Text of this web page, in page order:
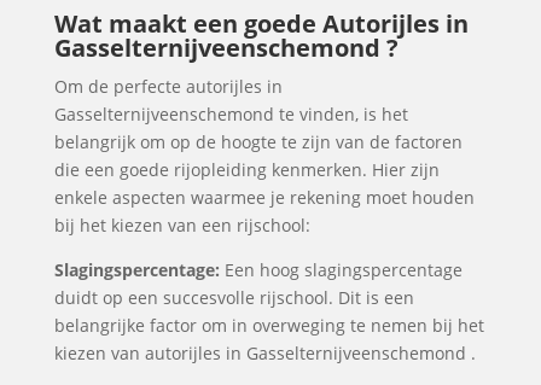
Wat maakt een goede Autorijles in
Gasselternijveenschemond ?
Om de perfecte autorijles in
Gasselternijveenschemond te vinden, is het
belangrijk om op de hoogte te zijn van de factoren
die een goede rijopleiding kenmerken. Hier zijn
enkele aspecten waarmee je rekening moet houden
bij het kiezen van een rijschool:
Slagingspercentage: Een hoog slagingspercentage
duidt op een succesvolle rijschool. Dit is een
belangrijke factor om in overweging te nemen bij het
kiezen van autorijles in Gasselternijveenschemond .